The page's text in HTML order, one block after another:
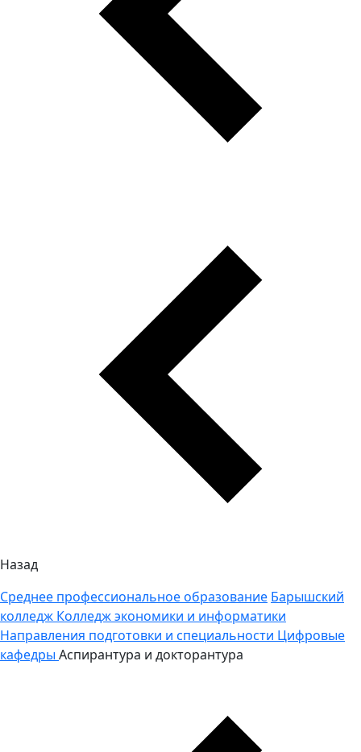
Назад
Среднее профессиональное образование Барышский
колледж Колледж экономики и информатики
Направления подготовки и специальности Цифровые
кафедры Аспирантура и докторантура